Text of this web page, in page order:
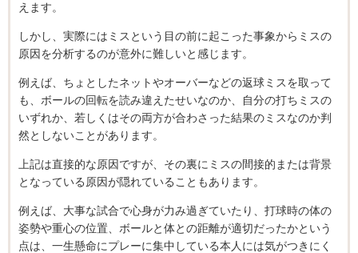
えます。
しかし、実際にはミスという目の前に起こった事象からミスの
原因を分析するのが意外に難しいと感じます。
例えば、ちょとしたネットやオーバーなどの返球ミスを取って
も、ボールの回転を読み違えたせいなのか、自分の打ちミスの
いずれか、若しくはその両方が合わさった結果のミスなのか判
然としないことがあります。
上記は直接的な原因ですが、その裏にミスの間接的または背景
となっている原因が隠れていることもあります。
例えば、大事な試合で心身が力み過ぎていたり、打球時の体の
姿勢や重心の位置、ボールと体との距離が適切だったかという
点は、一生懸命にプレーに集中している本人には気がつきにく